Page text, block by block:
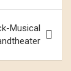
Musical